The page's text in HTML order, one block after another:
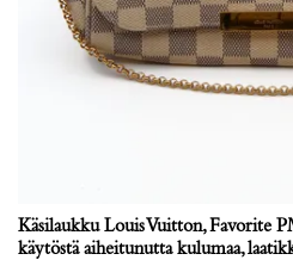
Käsilaukku Louis Vuitton, Favorite
käytöstä aiheitunutta kulumaa,